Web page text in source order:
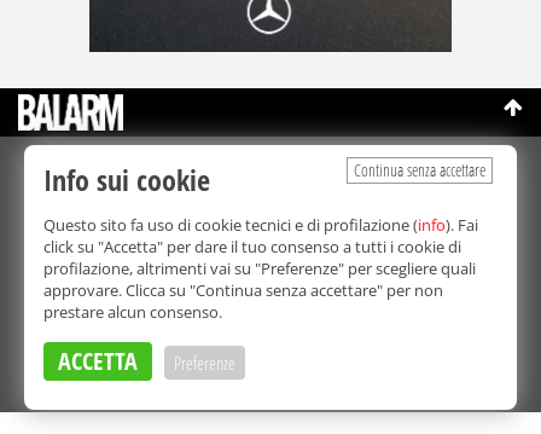
©Copyright 2003-2026
Bmedia Srl
La riproduzione totale o parziale di tutti i contenuti, in qualunque
forma, su qualsiasi supporto è proibita.
Balarm.it è una testata giornalistica registrata. Autorizzazione del
Tribunale di Palermo n° 32 del 21/10/2003
Direttore responsabile:Fabio Ricotta
Privacy e Cookie Policy
Continua senza accettare
Info sui cookie
Questo sito fa uso di cookie tecnici e di profilazione (info). Fai
click su "Accetta" per dare il tuo consenso a tutti i cookie di
profilazione, altrimenti vai su "Preferenze" per scegliere quali
approvare. Clicca su "Continua senza accettare" per non
prestare alcun consenso.
ACCETTA Preferenze